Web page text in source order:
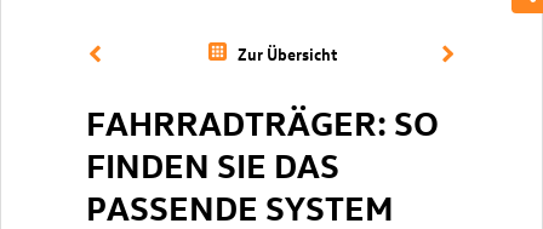
Zur Übersicht
FAHRRADTRÄGER: SO
FINDEN SIE DAS
PASSENDE SYSTEM